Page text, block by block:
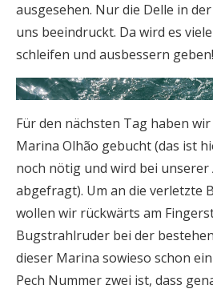
ausgesehen. Nur die Delle in
uns beeindruckt. Da wird es
schleifen und ausbessern geben!
Für den nächsten Tag haben
Marina Olhão gebucht (das ist
noch nötig und wird bei
abgefragt). Um an die verletzte
wollen wir rückwärts am
Bugstrahlruder bei der
dieser Marina sowieso schon
Pech Nummer zwei ist, dass